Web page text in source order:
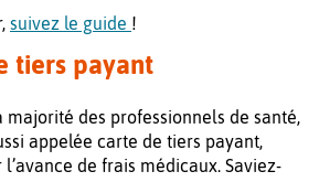
suivez le guide !
tiers payant
majorité des professionnels de santé,
appelée carte de tiers payant,
de frais médicaux. Saviez-